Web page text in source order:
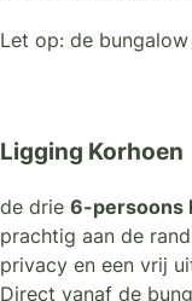
Let op: de
Ligging Korhoen
de drie 6-persoons
prachtig aan de
privacy en een vrij
Direct vanaf de